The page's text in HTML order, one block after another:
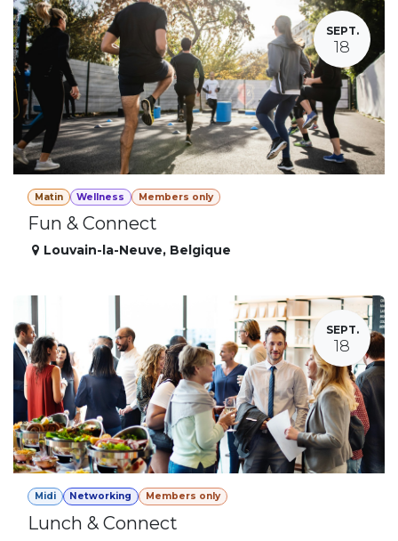
SEPT.
18
Matin Wellness Members only
Fun & Connect
Louvain-la-Neuve, Belgique
SEPT.
18
Midi Networking Members only
Lunch & Connect